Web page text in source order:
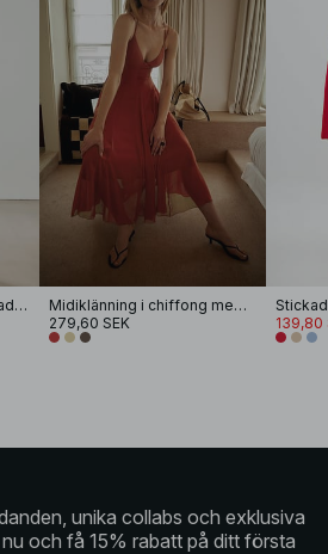
Ärmlös stickad kombinerad klänning
Midiklänning i chiffong med band
279,60 SEK
139,80
unika collabs och exklusiva
och få 15% rabatt på ditt första